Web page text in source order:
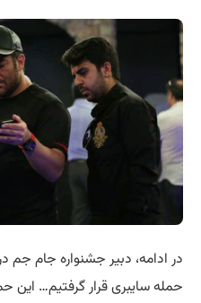
در ادامه، دبیر جشنواره جام جم